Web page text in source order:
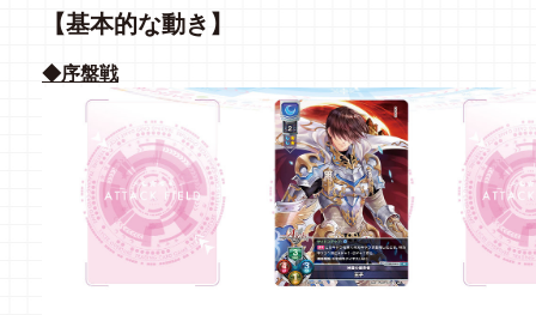
【基本的な動き】
◆序盤戦